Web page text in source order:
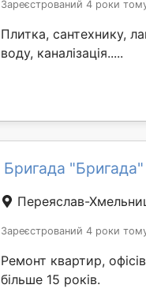
Зареєстрований 4 роки
Плитка, сантехнику,
воду, каналізація.....
Бригада "Бригада"
Переяслав-
Зареєстрований 4 роки
Ремонт квартир,
більше 15 років.